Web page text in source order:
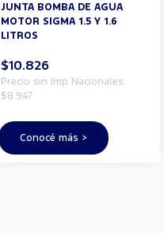
JUNTA BOMBA DE AGUA
MOTOR SIGMA 1.5 Y 1.6
LITROS
$10.826
Precio sin Imp Nacionales:
$8.947
Conocé más >